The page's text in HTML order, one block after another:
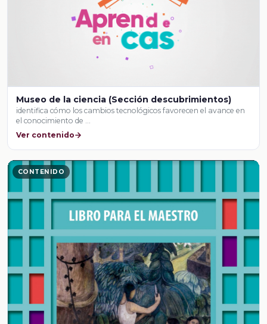
Museo de la ciencia (Sección descubrimientos)
identifica cómo los cambios tecnológicos favorecen el avance en
el conocimiento de …
Ver contenido
CONTENIDO